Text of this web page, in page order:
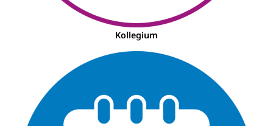
Kollegium